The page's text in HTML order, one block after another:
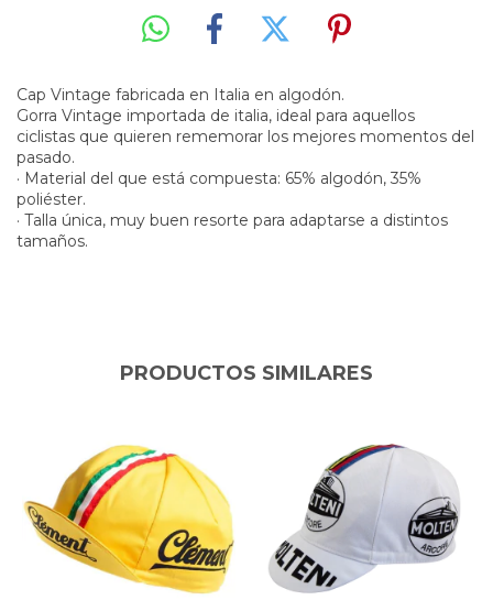
Cap Vintage fabricada en Italia en algodón.
Gorra Vintage importada de italia, ideal para aquellos
ciclistas que quieren rememorar los mejores momentos del
pasado.
· Material del que está compuesta: 65% algodón, 35%
poliéster.
· Talla única, muy buen resorte para adaptarse a distintos
tamaños.
PRODUCTOS SIMILARES